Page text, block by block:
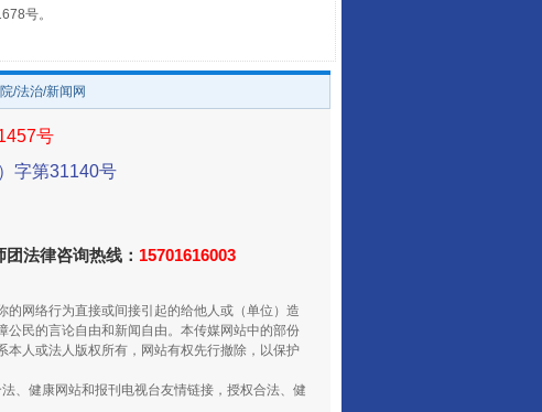
还老百姓一个明白家底
号。
/法治/新闻网
号
字第31140号
法律咨询热线： 15701616003
网络行为直接或间接引起的给他人或（单位）造
民的言论自由和新闻自由。本传媒网站中的部份
人或法人版权所有，网站有权先行撤除，以保护
、健康网站和报刊电视台友情链接，授权合法、健